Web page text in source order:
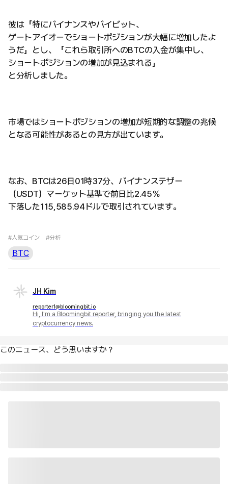
彼は「特にバイナンスやバイビット、
ゲートアイオーでショートポジションが大幅に増加したよ
うだ」とし、「これら取引所へのBTCの入金が集中し、
ショートポジションの増加が見込まれる」
と分析しました。
市場ではショートポジションの増加が短期的な調整の兆候
となる可能性があるとの見方が出ています。
なお、BTCは26日01時37分、バイナンステザー
（USDT）マーケット基準で前日比2.45％
下落した115,585.94ドルで取引されています。
#人気コイン #分析
BTC
JH Kim
reporter1@bloomingbit.io
Hi, I'm a Bloomingbit reporter, bringing you the latest
cryptocurrency news.
このニュース、どう思いますか？